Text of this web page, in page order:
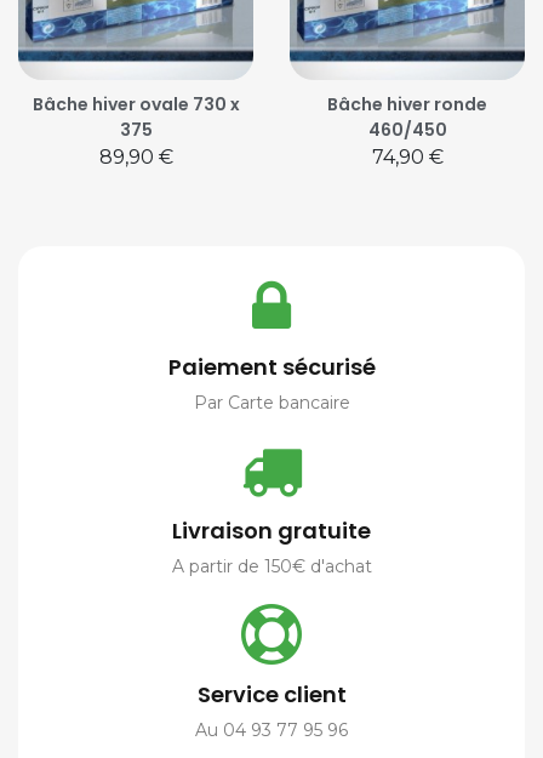
Bâche hiver ovale 730 x
375
Prix
89,90 €
Bâche hiver ronde
460/450
Prix
74,90 €
Paiement sécurisé
Par Carte bancaire
Livraison gratuite
A partir de 150€ d'achat
Service client
Au 04 93 77 95 96